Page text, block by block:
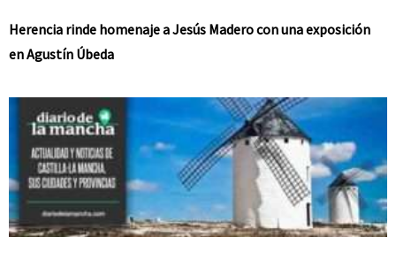
Herencia rinde homenaje a Jesús Madero con una exposición
en Agustín Úbeda